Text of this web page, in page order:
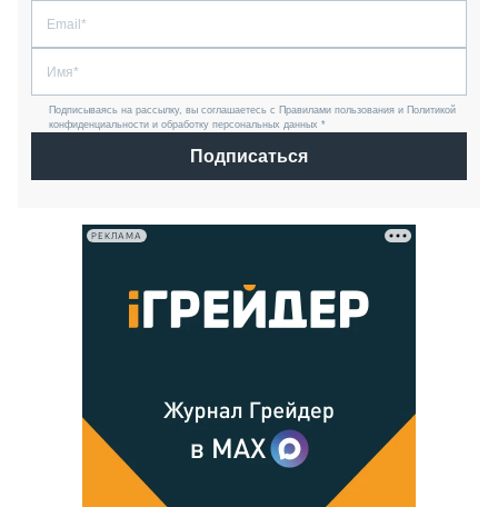
Подписываясь на рассылку, вы соглашаетесь с Правилами пользования и Политикой
конфиденциальности и обработку персональных данных *
Подписаться
РЕКЛАМА